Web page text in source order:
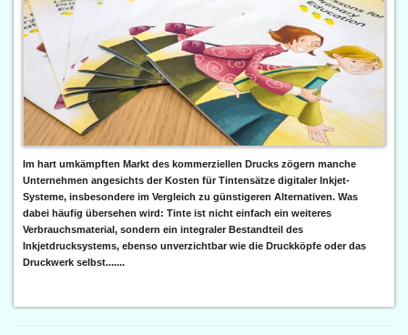
Im hart umkämpften Markt des kommerziellen Drucks zögern manche
Unternehmen angesichts der Kosten für Tintensätze digitaler Inkjet-
Systeme, insbesondere im Vergleich zu günstigeren Alternativen. Was
dabei häufig übersehen wird: Tinte ist nicht einfach ein weiteres
Verbrauchsmaterial, sondern ein integraler Bestandteil des
Inkjetdrucksystems, ebenso unverzichtbar wie die Druckköpfe oder das
Druckwerk selbst.......